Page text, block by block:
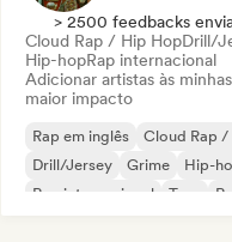
> 2500 feedbacks
Cloud Rap / Hip HopDrill/
Hip-hopRap internacional
Adicionar artistas às
maior impacto
Rap em inglês
Cloud Rap
Drill/Jersey
Grime
Hip-
Rap internacional
Trap